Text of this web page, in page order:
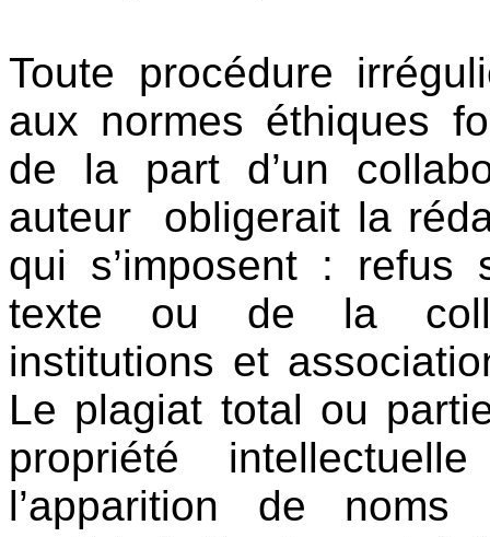
Toute procédure
aux normes éthiques
de la part d’un
auteur obligerait la
qui s’imposent : refus
texte ou de la
institutions et
Le plagiat total ou
propriété
l’apparition de